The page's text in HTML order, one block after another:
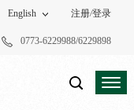
注册/登录
English
0773-6229988/6229898